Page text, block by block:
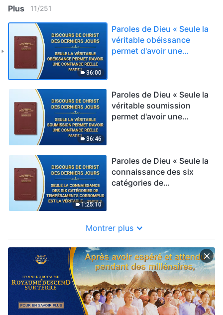
Plus 11/251
36:00
Paroles de Dieu « Seule la
véritable obéissance
permet d'avoir une
36:46
Paroles de Dieu « Seule la
véritable soumission
permet d'avoir une
1:25:10
Paroles de Dieu « Seule la
connaissance des six
catégories de
Partie 1
Montrer plus